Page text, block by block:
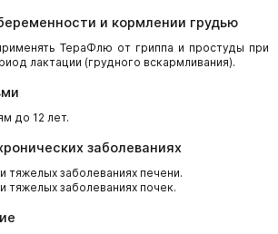
и кормлении грудью
ТераФлю от гриппа и простуды при
лактации (грудного вскармливания).
до 12 лет.
заболеваниях
заболеваниях печени.
заболеваниях почек.